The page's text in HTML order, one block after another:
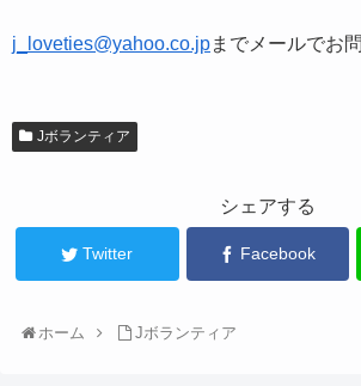
j_loveties@yahoo.co.jpまでメールでお
Jボランティア
シェアする
Twitter Facebook
ホーム Jボランティア